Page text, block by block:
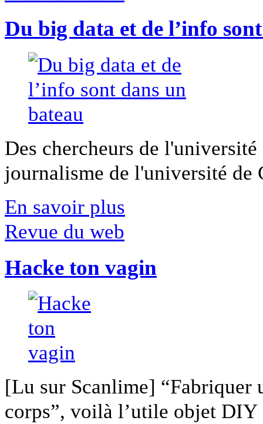
Du big data et de l’info
Des chercheurs de
journalisme de l'université
En savoir plus
Revue du web
Hacke ton vagin
[Lu sur Scanlime] “Fabriquer
corps”, voilà l’utile objet